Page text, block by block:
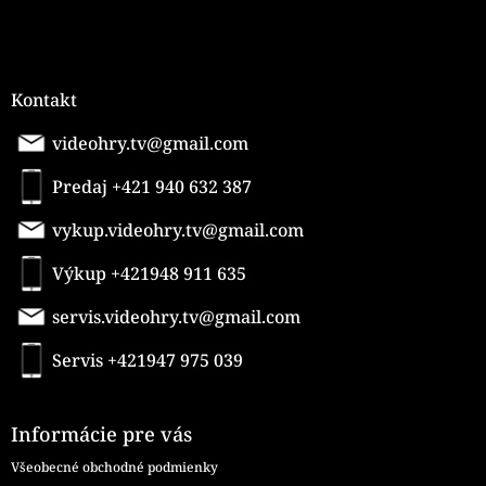
Kontakt
videohry.tv@gmail.com
Predaj +421 940 632 387
vykup.videohry.tv@gmail.com
Výkup +421948 911 635
servis.videohry.tv@gmail.com
Servis +421947 975 039
Informácie pre vás
Všeobecné obchodné podmienky